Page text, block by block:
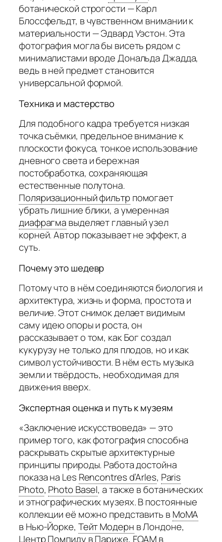
ботанической строгости — Карл
Блоссфельдт, в чувственном внимании к
материальности — Эдвард Уэстон. Эта
фотография могла бы висеть рядом с
минималистами вроде Дональда Джадда,
ведь в ней предмет становится
универсальной формой.
Техника и мастерство
Для подобного кадра требуется низкая
точка съёмки, предельное внимание к
плоскости фокуса, тонкое использование
дневного света и бережная
постобработка, сохраняющая
естественные полутона.
Поляризационный фильтр помогает
убрать лишние блики, а умеренная
диафрагма выделяет главный узел
корней. Автор показывает не эффект, а
суть.
Почему это шедевр
Потому что в нём соединяются биология и
архитектура, жизнь и форма, простота и
величие. Этот снимок делает видимым
саму идею опоры и роста, он
рассказывает о том, как Бог создал
кукурузу не только для плодов, но и как
символ устойчивости. В нём есть музыка
земли и твёрдость, необходимая для
движения вверх.
Экспертная оценка и путь к музеям
«Заключение искусствоведа» — это
пример того, как фотография способна
раскрывать скрытые архитектурные
принципы природы. Работа достойна
показа на Les Rencontres d’Arles, Paris
Photo, Photo Basel, а также в ботанических
и этнографических музеях. В постоянные
коллекции её можно представить вMoMA
в Нью-Йорке, Тейт Модерн в Лондоне,
Центр Помпиду в Париже, FOAMв